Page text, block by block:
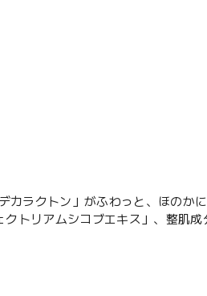
カラクトン」がふわっと、ほのか
トリアムシコブエキス」、整肌成